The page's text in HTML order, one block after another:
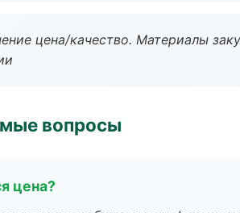
цена/качество. Материалы
вопросы
цена?